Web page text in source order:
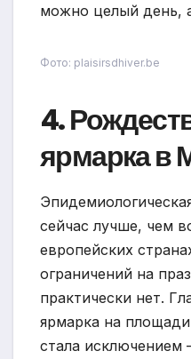
можно целый день,
Фото: plaisirsdhiver.be
4.
ярмарка в
сейчас лучше, чем
европейских
ограничений на
практически нет.
ярмарка на
стала исключением